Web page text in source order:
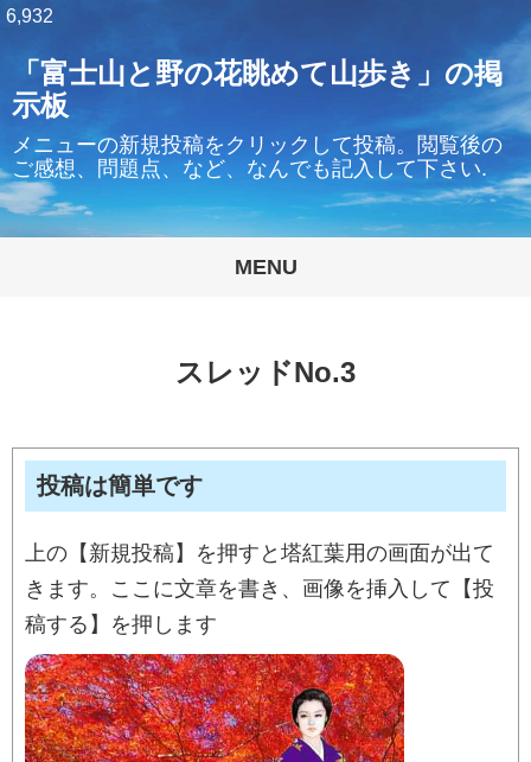
「富士山と野の花眺めて山歩き」の掲
示板
メニューの新規投稿をクリックして投稿。閲覧後の
ご感想、問題点、など、なんでも記入して下さい.
MENU
6,932
スレッドNo.3
投稿は簡単です
上の【新規投稿】を押すと塔紅葉用の画面が出て
きます。ここに文章を書き、画像を挿入して【投
稿する】を押します